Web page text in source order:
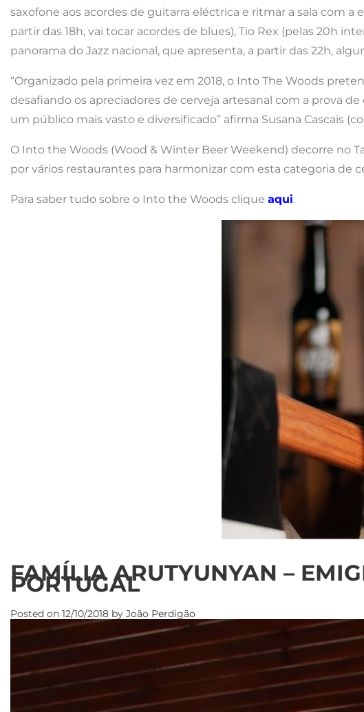
saxofone aos acordes de guitarra eléctrica e ritmar a sala com a
partir das 18h, vai tocar acordes de blues), Tio Rex (pelas 20h
panorama do Jazz nacional, que apresenta, a partir das 22h,
“Organizado pela primeira vez em 2018, o Into The Woods
desafiando os apreciadores de cerveja artesanal com a prova
um público mais vasto e diversificado” afirma Susana Cascais
O Into the Woods (Wood & Winter Beer Weekend) decorre no
por vários restaurantes para harmonizar com esta categoria de
Para saber tudo sobre o Into the Woods clique aqui.
FAMÍLIA ARUTYUNYAN –
PORTUGAL
Posted on 12/10/2018 by João Perdigão